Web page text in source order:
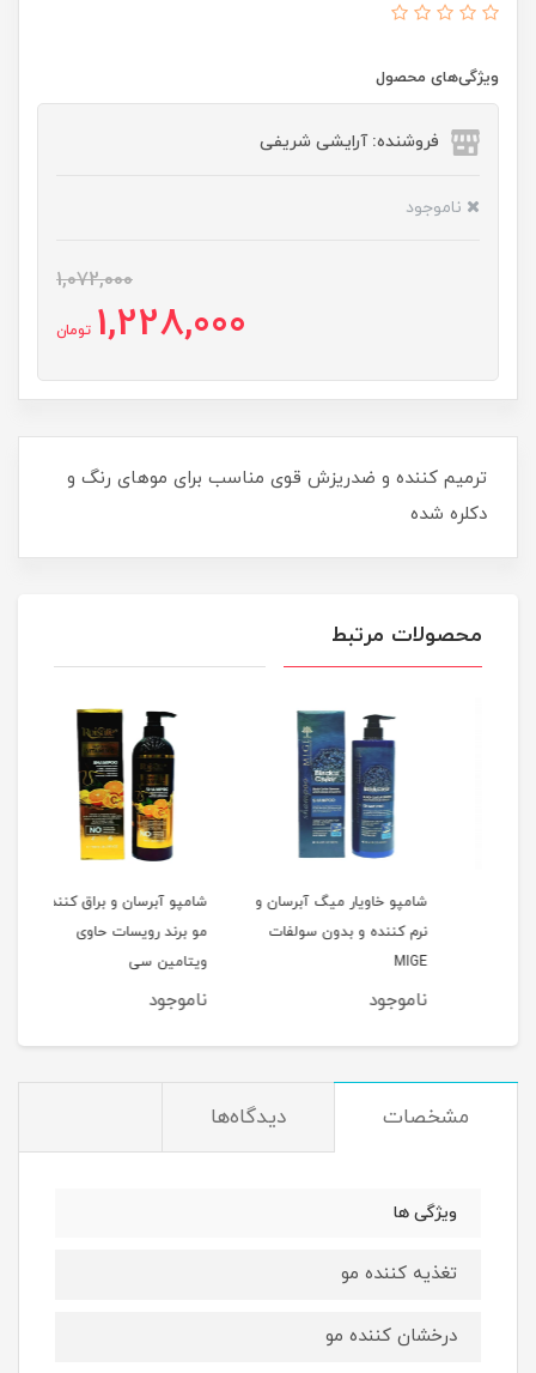
ویژگی‌های محصول
فروشنده: آرایشی شریفی
ناموجود
1,072,000
1,228,000 تومان
ترمیم کننده و ضدریزش قوی مناسب برای موهای رنگ و
دکلره شده
محصولات مرتبط
شامپو خاویار میگ آبرسان و
نرم کننده و بدون سولفات
ناموجود
شامپو آبرسان و براق کننده
مو برند رویسات حاوی
ویتامین سی
ناموجود
مشخصات دیدگاه‌ها
ویژگی ها
تغذیه کننده مو
درخشان کننده مو